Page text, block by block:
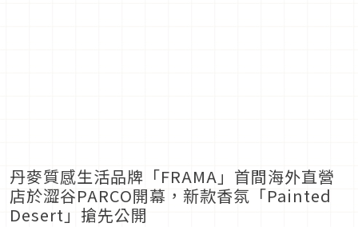
丹麥質感生活品牌「FRAMA」首間海外直營
店於澀谷PARCO開幕，新款香氛「Painted
Desert」搶先公開